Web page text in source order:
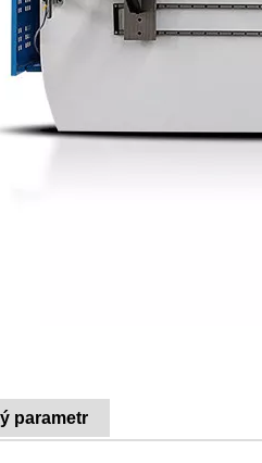
parametr